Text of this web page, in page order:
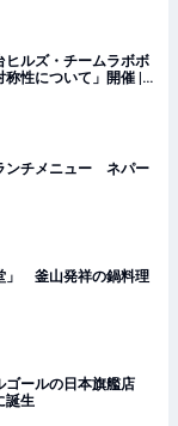
ヒルズ・チームラボボ
性について」開催 |
ンチメニュー ネパー
」 釜山発祥の鍋料理
ゴールの日本旗艦店
誕生